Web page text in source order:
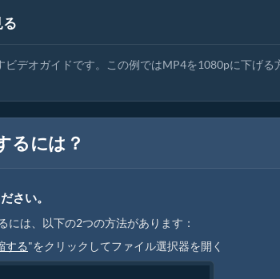
イド）
ビデオガイドです。この例ではMP4を1080pに下げ
るには？
さい。
には、以下の2つの方法があります：
する"をクリックしてファイル選択器を開く